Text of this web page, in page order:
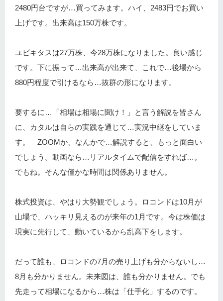
2480円台ですが…買ってみます。ハイ、2483円でお買い
上げです。出来高は150万株です。
ユビキタスは27万株、今28万株になりました。良い感じ
です。下に振って…出来高が出来て、これで…後場から
880円程度で引けるなら…抜群の形になります。
要するに…「相場は相場に聞け！」と言う解説を皆さん
に、カタルは自らの実践を通じて…実況中継をしていま
す。 ZOOMか、なんかで…解説すると、もっと面白い
でしょう。動画なら…リアルタイムで配信をすれば…。
でもね。そんな僅かな時間は関係ありません。
株式投資は、やはり大勢観でしょう。ロコンドは10月が
山場で、ハッキリ見えるのが来年の1月です。今は株価は
現実に先行して、動いているから乱高下をします。
だって誰も、ロコンドの7月の売り上げも分からないし…
8月も分かりません。未来図は、誰も分かりません。でも
先走って相場になるから…株は「仕手化」するのです。